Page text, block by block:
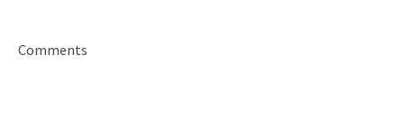
Comments